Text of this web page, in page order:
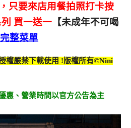
只要來店用餐拍照打卡按
買一送一 【未成年不可喝
完整菜單
權嚴禁下載使用 !版權所有©Nini
惠、營業時間以官方公告為主